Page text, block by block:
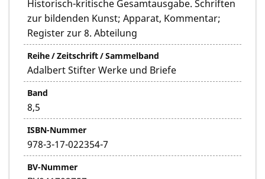
Historisch-kritische Gesamtausgabe. Schriften
zur bildenden Kunst; Apparat, Kommentar;
Register zur 8. Abteilung
Reihe / Zeitschrift / Sammelband
Adalbert Stifter Werke und Briefe
Band
8,5
ISBN-Nummer
978-3-17-022354-7
BV-Nummer